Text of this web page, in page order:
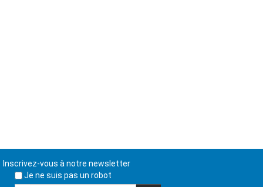
Inscrivez-vous à notre newsletter
Je ne suis pas un robot